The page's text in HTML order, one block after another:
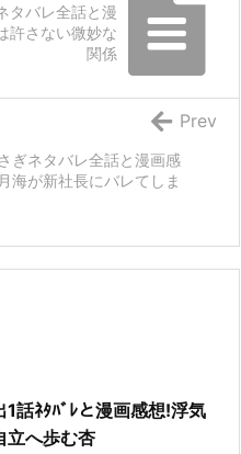
タバレ全話と漫
許さない微妙な
関係
ぎネタバレ全話と漫画感
海が新社長にバレてしま
Prev
1話ﾈﾀﾊﾞﾚと漫画感想!浮気
立へ歩む杏